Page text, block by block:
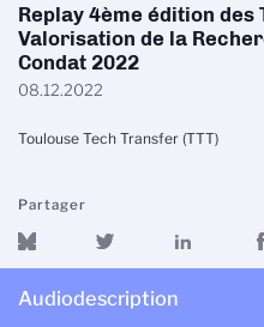
Replay 4ème édition des
Valorisation de la
Condat 2022
08.12.2022
Toulouse Tech Transfer (TTT)
Partager
Audiodescription